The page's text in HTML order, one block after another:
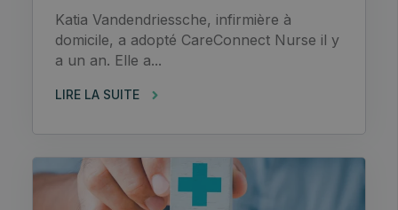
Katia Vandendriessche, infirmière à
domicile, a adopté CareConnect Nurse il y
a un an. Elle a...
LIRE LA SUITE